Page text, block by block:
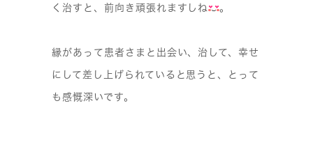
く治すと、前向き頑張れますしね 。
縁があって患者さまと出会い、治して、幸せ
にして差し上げられていると思うと、とって
も感慨深いです。